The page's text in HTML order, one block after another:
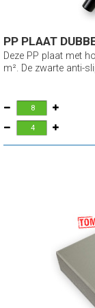
PP PLAAT
Deze PP plaat met
m². De zwarte anti-